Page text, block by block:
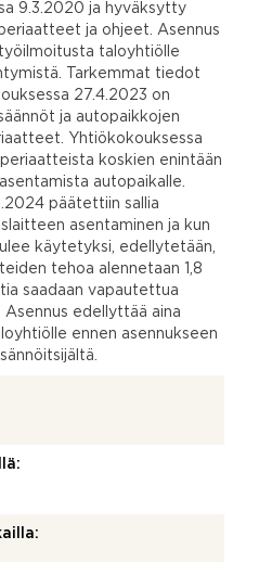
9.3.2020 ja hyväksytty
ja ohjeet. Asennus
taloyhtiölle
Tarkemmat tiedot
27.4.2023 on
ja autopaikkojen
Yhtiökokouksessa
koskien enintään
autopaikalle.
päätettiin sallia
asentaminen ja kun
käytetyksi, edellytetään,
tehoa alennetaan 1,8
saadaan vapautettua
edellyttää aina
ennen asennukseen